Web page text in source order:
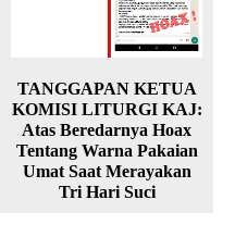
TANGGAPAN KETUA
KOMISI LITURGI KAJ:
Atas Beredarnya Hoax
Tentang Warna Pakaian
Umat Saat Merayakan
Tri Hari Suci